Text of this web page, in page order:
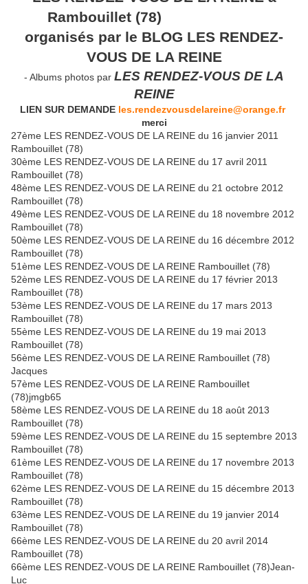
Rambouillet (78)
organisés par le BLOG LES RENDEZ-
VOUS DE LA REINE
- Albums photos par LES RENDEZ-VOUS DE LA
REINE
LIEN SUR DEMANDE les.rendezvousdelareine@orange.fr
merci
27ème LES RENDEZ-VOUS DE LA REINE du 16 janvier 2011
Rambouillet (78)
30ème LES RENDEZ-VOUS DE LA REINE du 17 avril 2011
Rambouillet (78)
48ème LES RENDEZ-VOUS DE LA REINE du 21 octobre 2012
Rambouillet (78)
49ème LES RENDEZ-VOUS DE LA REINE du 18 novembre 2012
Rambouillet (78)
50ème LES RENDEZ-VOUS DE LA REINE du 16 décembre 2012
Rambouillet (78)
51ème LES RENDEZ-VOUS DE LA REINE Rambouillet (78)
52ème LES RENDEZ-VOUS DE LA REINE du 17 février 2013
Rambouillet (78)
53ème LES RENDEZ-VOUS DE LA REINE du 17 mars 2013
Rambouillet (78)
55ème LES RENDEZ-VOUS DE LA REINE du 19 mai 2013
Rambouillet (78)
56ème LES RENDEZ-VOUS DE LA REINE Rambouillet (78)
Jacques
57ème LES RENDEZ-VOUS DE LA REINE Rambouillet
(78)jmgb65
58ème LES RENDEZ-VOUS DE LA REINE du 18 août 2013
Rambouillet (78)
59ème LES RENDEZ-VOUS DE LA REINE du 15 septembre 2013
Rambouillet (78)
61ème LES RENDEZ-VOUS DE LA REINE du 17 novembre 2013
Rambouillet (78)
62ème LES RENDEZ-VOUS DE LA REINE du 15 décembre 2013
Rambouillet (78)
63ème LES RENDEZ-VOUS DE LA REINE du 19 janvier 2014
Rambouillet (78)
66ème LES RENDEZ-VOUS DE LA REINE du 20 avril 2014
Rambouillet (78)
66ème LES RENDEZ-VOUS DE LA REINE Rambouillet (78)Jean-
Luc